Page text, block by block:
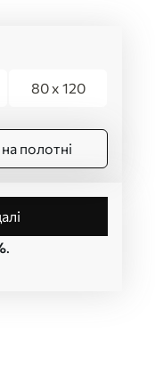
80 x 120
полотні
.